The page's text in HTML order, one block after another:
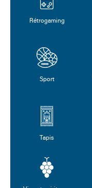
Rétrogaming
Sport
Tapis